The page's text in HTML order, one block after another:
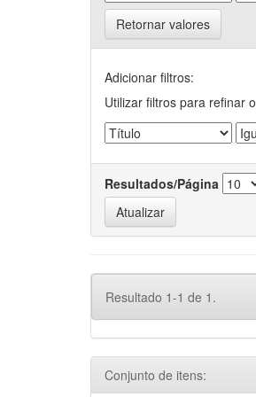
Retornar valores
Adicionar filtros:
Utilizar filtros para refinar
Resultados/Página
Resultado 1-1 de 1.
Conjunto de itens: